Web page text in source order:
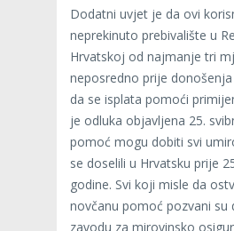
Dodatni uvjet je da ovi
neprekinuto prebivalište u
Hrvatskoj od najmanje tri
neposredno prije donošenja
da se isplata pomoći
je odluka objavljena 25.
pomoć mogu dobiti svi
se doselili u Hrvatsku prije
godine. Svi koji misle da
novčanu pomoć pozvani su
zavodu za mirovinsko